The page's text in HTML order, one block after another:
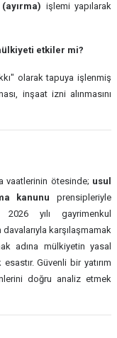
işlemi yapılarak
etkiler mi?
olarak tapuya işlenmiş
inşaat izni alınmasını
vaatlerinin ötesinde; usul
kanunu prensipleriyle
yılı gayrimenkul
karşılaşmamak
adına mülkiyetin yasal
Güvenli bir yatırım
doğru analiz etmek